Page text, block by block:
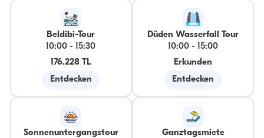
Beldibi-Tour
10:00 -
15:30
176.228 TL
Entdecken
Düden Wasserfall Tour
10:00 -
15:00
Erkunden
Entdecken
Sonnenuntergangstour
Ganztagsmiete